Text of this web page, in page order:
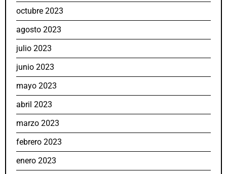
octubre 2023
agosto 2023
julio 2023
junio 2023
mayo 2023
abril 2023
marzo 2023
febrero 2023
enero 2023